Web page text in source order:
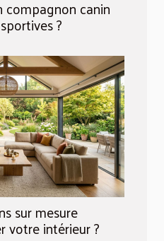
compagnon canin
?
sur mesure
votre intérieur ?